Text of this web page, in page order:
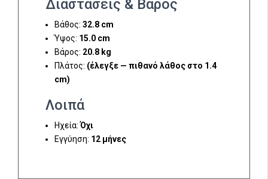
Διαστάσεις & Βάρος
Βάθος: 32.8 cm
Ύψος: 15.0 cm
Βάρος: 20.8 kg
Πλάτος: (έλεγξε — πιθανό λάθος στο 1.4
cm)
Λοιπά
Ηχεία:Όχι
Εγγύηση: 12 μήνες